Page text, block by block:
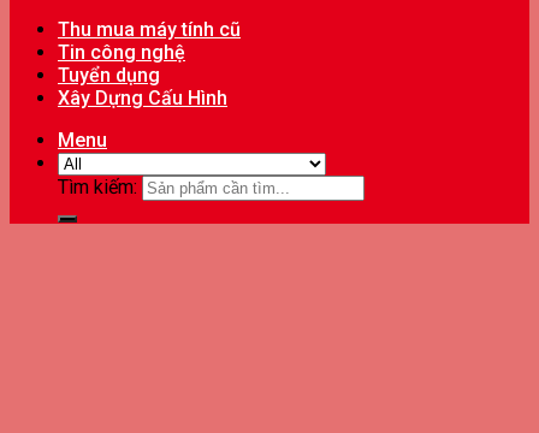
Thu mua máy tính cũ
Tin công nghệ
Tuyển dụng
Xây Dựng Cấu Hình
Menu
Tìm kiếm: